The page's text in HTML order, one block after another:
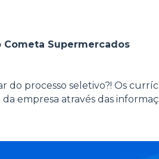
Supermercados
do processo seletivo?! Os
empresa através das